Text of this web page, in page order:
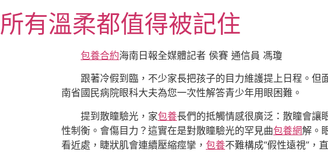
至
主所有溫柔都值得被記住
包養合約海南日報全媒體記者 侯賽 通信員 馮瓊
跟著冷假到臨，不少家長把孩子的目力維護提上日程。
南省國民病院眼科大夫為您一次性解答青少年用眼困難。
提到散瞳驗光，家包養長們的抵觸情感很廣泛：散瞳會讓
性制衡。會傷目力？這實在是對散瞳驗光的罕見曲包養網解。
看近處，睫狀肌會連續壓縮痙攣， 包養不難構成“假性遠視”，